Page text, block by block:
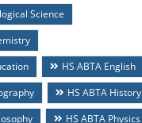
Science
HS ABTA English
HS ABTA History
HS ABTA Physics